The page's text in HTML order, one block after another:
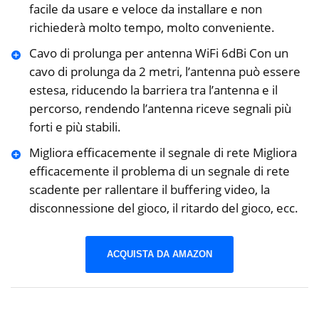
facile da usare e veloce da installare e non
richiederà molto tempo, molto conveniente.
Cavo di prolunga per antenna WiFi 6dBi Con un
cavo di prolunga da 2 metri, l’antenna può essere
estesa, riducendo la barriera tra l’antenna e il
percorso, rendendo l’antenna riceve segnali più
forti e più stabili.
Migliora efficacemente il segnale di rete Migliora
efficacemente il problema di un segnale di rete
scadente per rallentare il buffering video, la
disconnessione del gioco, il ritardo del gioco, ecc.
ACQUISTA DA AMAZON